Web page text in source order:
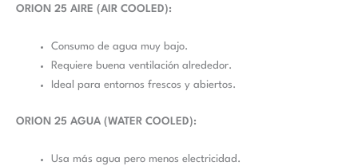
ORION 25 AIRE (AIR COOLED):
Consumo de agua muy bajo.
Requiere buena ventilación alrededor.
Ideal para entornos frescos y abiertos.
ORION 25 AGUA (WATER COOLED):
Usa más agua pero menos electricidad.